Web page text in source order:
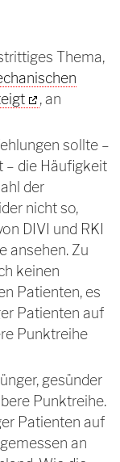
Thema,
, an
sollte –
– die Häufigkeit
der
nicht so,
DIVI und RKI
ansehen. Zu
keinen
Patienten, es
Patienten auf
Punktreihe
gesünder
Punktreihe.
Patienten auf
an